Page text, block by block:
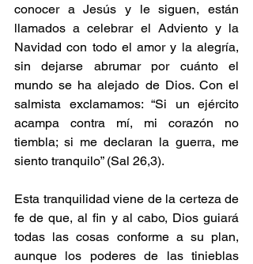
conocer a Jesús y le siguen, están
llamados a celebrar el Adviento y la
Navidad con todo el amor y la alegría,
sin dejarse abrumar por cuánto el
mundo se ha alejado de Dios. Con el
salmista exclamamos: “Si un ejército
acampa contra mí, mi corazón no
tiembla; si me declaran la guerra, me
siento tranquilo” (Sal 26,3).
Esta tranquilidad viene de la certeza de
fe de que, al fin y al cabo, Dios guiará
todas las cosas conforme a su plan,
aunque los poderes de las tinieblas